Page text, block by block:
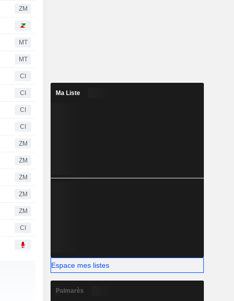
ZM
MT
MT
CI
CI
CI
CI
ZM
ZM
ZM
ZM
ZM
CI
Ma Liste
Espace mes listes
Palmarès